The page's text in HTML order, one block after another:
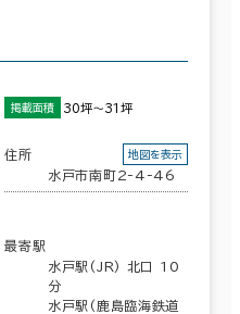
掲載面積 30坪～31坪
住所
水戸市南町2-4-46
地図を表示
最寄駅
水戸駅(JR) 北口 10
分
水戸駅(鹿島臨海鉄道